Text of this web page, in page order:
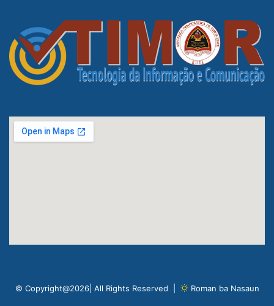
© Copyright@2026| All Rights Reserved | Roman ba Nasaun